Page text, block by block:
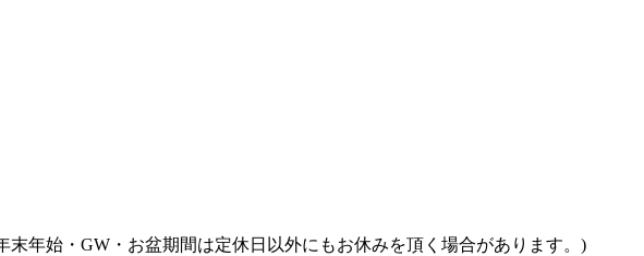
末年始・GW・お盆期間は定休日以外にもお休みを頂く場合があります。)